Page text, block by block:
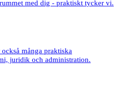
med dig - praktiskt tycker vi.
många praktiska
juridik och administration.